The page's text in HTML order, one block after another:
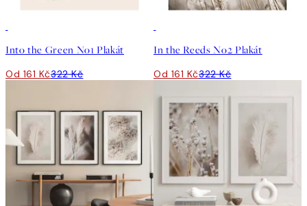
Into the Green No1 Plakát
Od 161 Kč322 Kč
In the Reeds No2 Plakát
Od 161 Kč322 Kč